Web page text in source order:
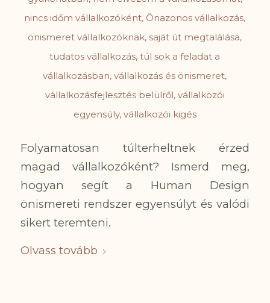
nincs időm vállalkozóként, Önazonos vállalkozás,
önismeret vállalkozóknak, saját út megtalálása,
tudatos vállalkozás,túl sok a feladat a
vállalkozásban,vállalkozás és önismeret,
vállalkozásfejlesztés belülről, vállalkozói
egyensúly, vállalkozói kigés
Folyamatosan túlterheltnek érzed
magad vállalkozóként? Ismerd meg,
hogyan segít a Human Design
önismereti rendszer egyensúlyt és valódi
sikert teremteni.
Olvass tovább